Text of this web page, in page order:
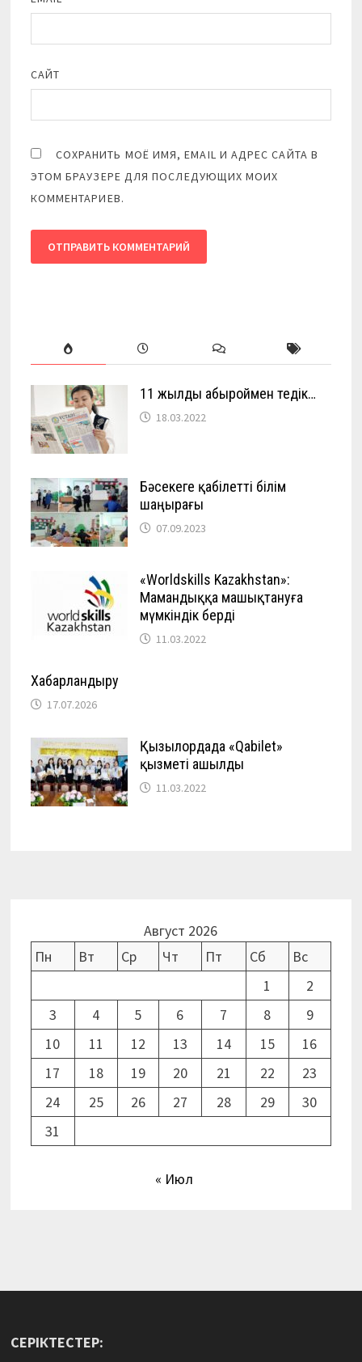
САЙТ
СОХРАНИТЬ МОЁ ИМЯ, EMAIL И АДРЕС САЙТА В
ЭТОМ БРАУЗЕРЕ ДЛЯ ПОСЛЕДУЮЩИХ МОИХ
КОММЕНТАРИЕВ.
11 жылды абыроймен өтедік…
18.03.2022
Бәсекеге қабілетті білім
шаңырағы
07.09.2023
«Worldskills Kazakhstan»:
Мамандыққа машықтануға
мүмкіндік берді
11.03.2022
Хабарландыру
17.07.2026
Қызылордада «Qabilet»
қызметі ашылды
11.03.2022
Август 2026
Пн
Вт Ср Чт Пт Сб
Вс
1
2
3
4 5 6 7 8
9
10
11 12 13 14 15
16
17
18 19 20 21 22
23
24
25 26 27 28 29
30
31
« Июл
СЕРІКТЕСТЕР: